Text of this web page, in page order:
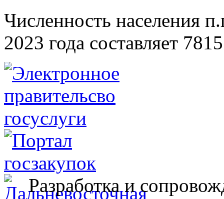
Численность населения
2023 года составляет
Разработка и